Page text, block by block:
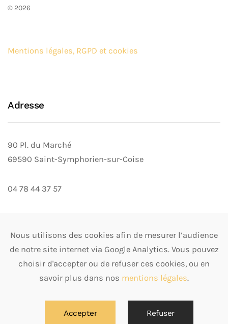
© 2026
Mentions légales, RGPD et cookies
Adresse
90 Pl. du Marché
69590 Saint-Symphorien-sur-Coise
04 78 44 37 57
Suivre les actualités
Jouons local
Nous utilisons des cookies afin de mesurer l’audience
de notre site internet via Google Analytics. Vous pouvez
choisir d'accepter ou de refuser ces cookies, ou en
savoir plus dans nos mentions légales.
Accepter Refuser